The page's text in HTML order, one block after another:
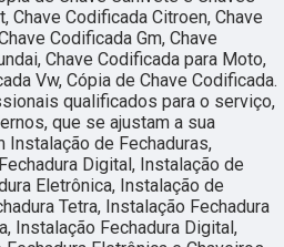
Chave Codificada Citroen, Chave
Codificada Gm, Chave
Chave Codificada para Moto,
Vw, Cópia de Chave Codificada.
qualificados para o serviço,
que se ajustam a sua
de Fechaduras,
Digital, Instalação de
Eletrônica, Instalação de
Tetra, Instalação Fechadura
Instalação Fechadura Digital,